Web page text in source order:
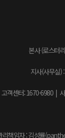
본사 (로스터
지사(사무실)
고객센터: 1670-6980 |
리책임자 : 김성률